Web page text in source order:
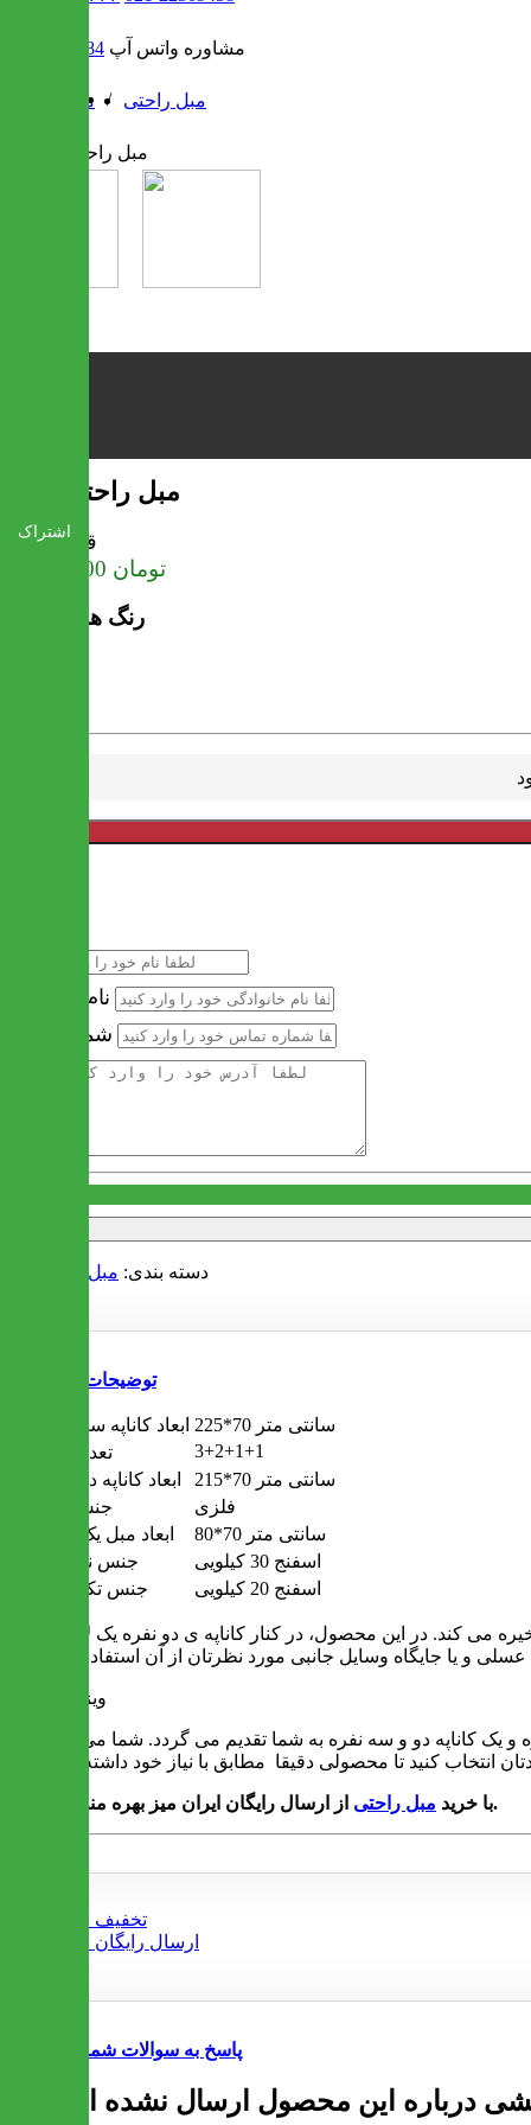
09302308484 مشاوره واتس آپ
مبل / مبل راحتی
مبل راحتی کارینا
قیمت
24,271,000 تومان
رنگ های موجود
نام خانوادگی
شماره تماس
دسته بندی: مبل
توضیحات
ابعاد کاناپه سه نفره
225*70 سانتی متر
تعداد مبل
3+2+1+1
ابعاد کاناپه دو نفره
215*70 سانتی متر
جنس پایه
فلزی
ابعاد مبل یک نفره
80*70 سانتی متر
جنس نشیمن
اسفنج 30 کیلویی
جنس تکیه گاه
اسفنج 20 کیلویی
می کند. در این محصول، در کنار کاناپه ی دو نفره یک لاوست
ویژگی ها
فلزی بسیار مقاومی دارد. این مبلمان در ست 7 نفره یعنی دو مبل یک نفره و یک کاناپه دو و سه نفره به شما تقدیم می گردد. شما می توانید
با خرید مبل راحتی از ارسال رایگان ایران میز بهره مند شوید.
پاسخ به سوالات شما
اشتراک